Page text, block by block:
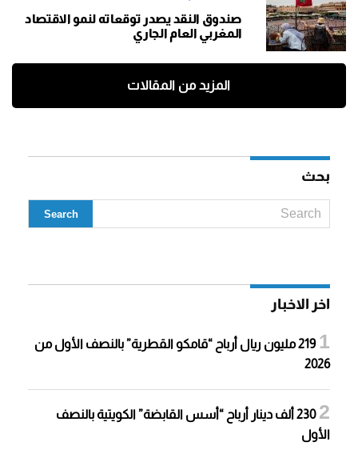
صندوق النقد يصدر توقعاته لنمو الاقتصاد
المغربي العام الجاري
المزيد من المقالات
بحث
اخر الاخبار
219 مليون ريال أرباح “قامكو القطرية” بالنصف الأول من
2026
230 ألف دينار أرباح “أسس القابضة” الكويتية بالنصف
الأول